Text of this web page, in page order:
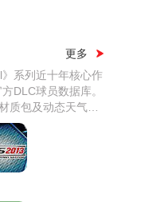
更多
系列近十年核心作
DLC球员数据库。
质包及动态天气系